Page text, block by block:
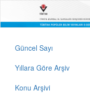
Güncel Sayı
Yıllara Göre Arşiv
Konu Arşivi